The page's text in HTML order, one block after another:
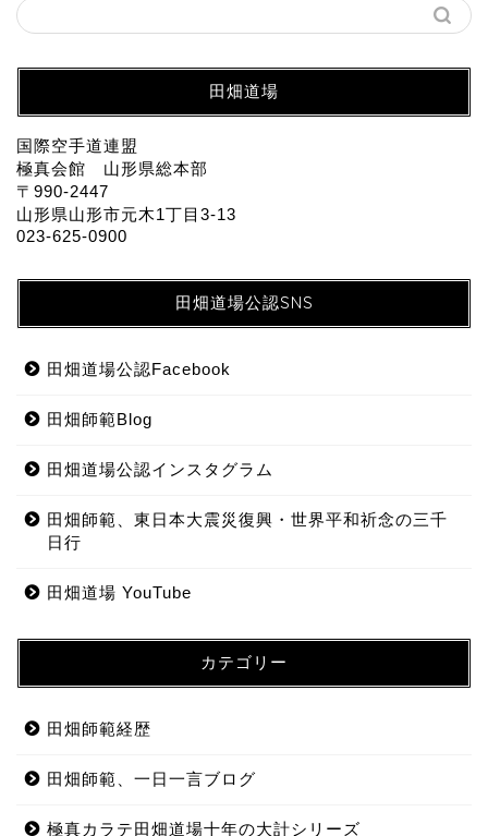
田畑道場
国際空手道連盟
極真会館 山形県総本部
〒990-2447
山形県山形市元木1丁目3-13
023-625-0900
田畑道場公認SNS
田畑道場公認Facebook
田畑師範Blog
田畑道場公認インスタグラム
田畑師範、東日本大震災復興・世界平和祈念の三千
日行
田畑道場 YouTube
カテゴリー
田畑師範経歴
田畑師範、一日一言ブログ
極真カラテ田畑道場十年の大計シリーズ